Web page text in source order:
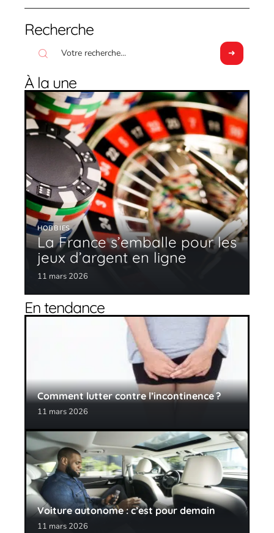
Recherche
À la une
HOBBIES
La France s’emballe pour les
jeux d’argent en ligne
11 mars 2026
En tendance
Comment lutter contre l’incontinence ?
11 mars 2026
Voiture autonome : c’est pour demain
11 mars 2026